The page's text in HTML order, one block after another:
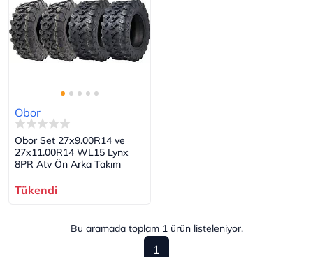
Obor
Obor Set 27x9.00R14 ve
27x11.00R14 WL15 Lynx
8PR Atv Ön Arka Takım
Tükendi
Bu aramada toplam 1ürün listeleniyor.
1